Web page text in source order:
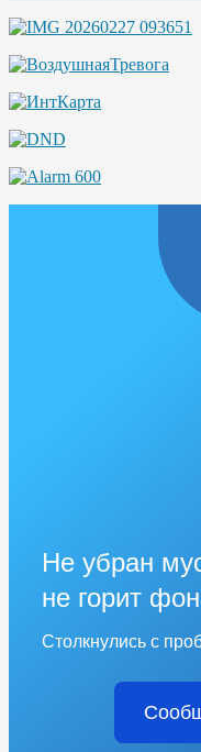
Не убран
не горит
Столкнулись с